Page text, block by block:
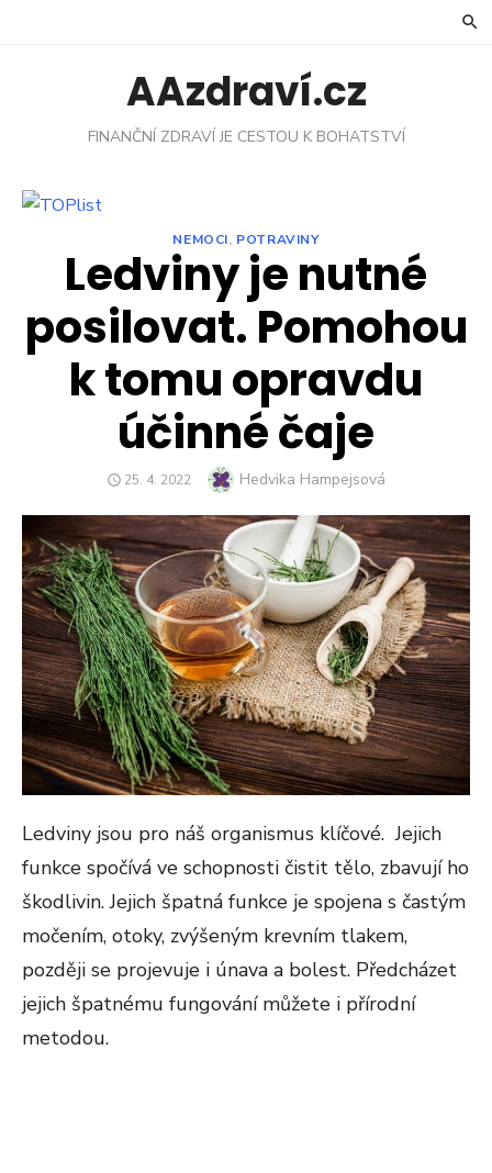
AAzdraví.cz
FINANČNÍ ZDRAVÍ JE CESTOU K BOHATSTVÍ
NEMOCI, POTRAVINY
Ledviny je nutné
posilovat. Pomohou
k tomu opravdu
účinné čaje
POSTED
25. 4. 2022 Author
Hedvika Hampejsová
Ledviny jsou pro náš organismus klíčové. Jejich
funkce spočívá ve schopnosti čistit tělo, zbavují ho
škodlivin. Jejich špatná funkce je spojena s častým
močením, otoky, zvýšeným krevním tlakem,
později se projevuje i únava a bolest. Předcházet
jejich špatnému fungování můžete i přírodní
metodou.